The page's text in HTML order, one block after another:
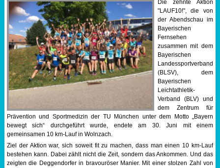
Die zehnte Aktion
"LAUF10!", die von
der Abendschau im
Bayerischen
Fernsehen
zusammen mit dem
Bayerischen
Landessportverband
(BLSV), dem
Bayerischen
Leichtathletik-
Verband (BLV) und
dem Zentrum für
Prävention und Sportmedizin der TU München unter dem Motto „Bayern
bewegt sich“ durchgeführt wurde, endete am 30. Juni mit einem
gemeinsamen 10 km-Lauf in Wolnzach.
Ziel der Aktion war, sich soweit fit zu machen, dass man einen 10 km-Lauf
bestehen kann. Dabei zählt nicht die Zeit, sondern das Ankommen. Und das
zeigten die Deggendorfer in bravouröser Manier. Mit einer stolzen Zahl von
Schwimmen
Orientierungslauf
Nachwuchsförderung
Sportabzeichen
Tempo & Gymnastik
SEPA Info
Bankverbindung